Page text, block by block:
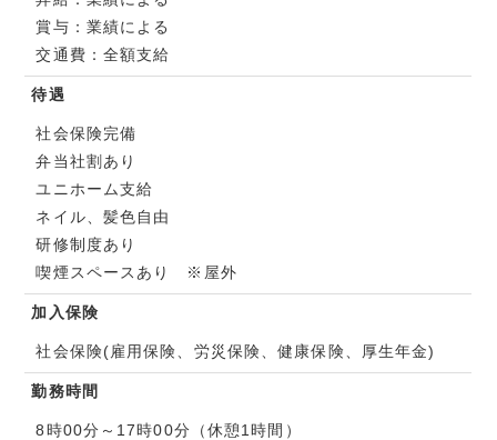
賞与：業績による
交通費：全額支給
待遇
社会保険完備
弁当社割あり
ユニホーム支給
ネイル、髪色自由
研修制度あり
喫煙スペースあり ※屋外
加入保険
社会保険(雇用保険、労災保険、健康保険、厚生年金)
勤務時間
8時00分～17時00分（休憩1時間）